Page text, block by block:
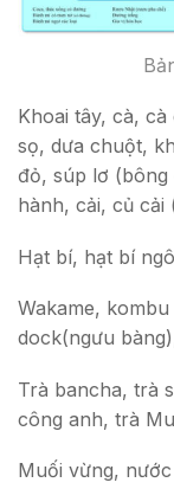
Khoai tây, cà,
sọ, dưa chuột,
đỏ, súp lơ (bông
hành, cải, củ cải
Hạt bí, hạt bí
Wakame,
dock(ngưu
Trà bancha, trà
công anh, trà
Muối vừng,